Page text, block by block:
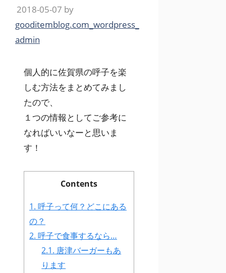
2018-05-07 by
gooditemblog.com_wordpress_
admin
個人的に佐賀県の呼子を楽
しむ方法をまとめてみまし
たので、
１つの情報としてご参考に
なればいいなーと思いま
す！
Contents
1. 呼子って何？どこにある
の？
2. 呼子で食事するなら…
2.1. 唐津バーガーもあ
ります